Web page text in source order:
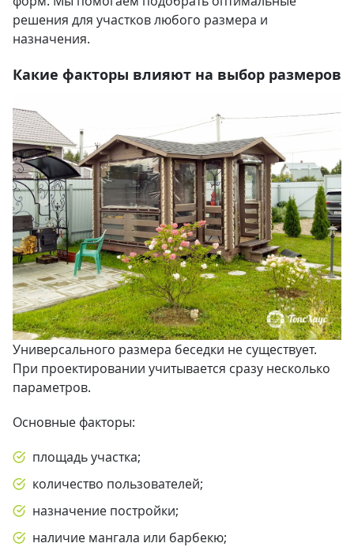
решения для участков любого размера и
назначения.
Какие факторы влияют на выбор размеров
Универсального размера беседки не существует.
При проектировании учитывается сразу несколько
параметров.
Основные факторы:
площадь участка;
количество пользователей;
назначение постройки;
наличие мангала или барбекю;